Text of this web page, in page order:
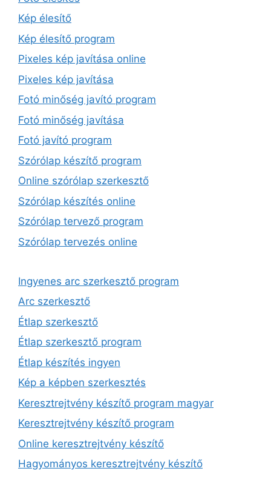
Kép élesítő
Kép élesítő program
Pixeles kép javítása online
Pixeles kép javítása
Fotó minőség javító program
Fotó minőség javítása
Fotó javító program
Szórólap készítő program
Online szórólap szerkesztő
Szórólap készítés online
Szórólap tervező program
Szórólap tervezés online
Ingyenes arc szerkesztő program
Arc szerkesztő
Étlap szerkesztő
Étlap szerkesztő program
Étlap készítés ingyen
Kép a képben szerkesztés
Keresztrejtvény készítő program magyar
Keresztrejtvény készítő program
Online keresztrejtvény készítő
Hagyományos keresztrejtvény készítő